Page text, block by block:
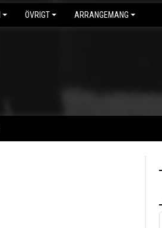
ÖVRIGT ARRANGEMANG